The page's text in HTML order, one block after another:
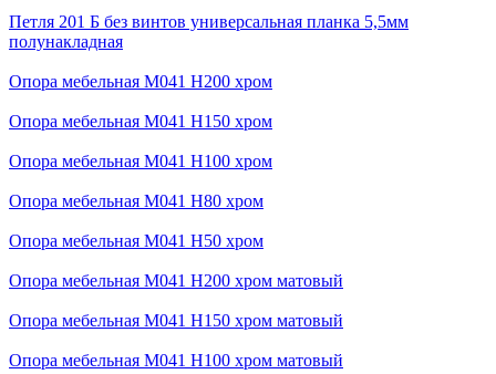
Петля 201 Б без винтов универсальная планка 5,5мм
полунакладная
Опора мебельная М041 H200 хром
Опора мебельная М041 H150 хром
Опора мебельная М041 H100 хром
Опора мебельная М041 H80 хром
Опора мебельная М041 H50 хром
Опора мебельная М041 H200 хром матовый
Опора мебельная М041 H150 хром матовый
Опора мебельная М041 H100 хром матовый